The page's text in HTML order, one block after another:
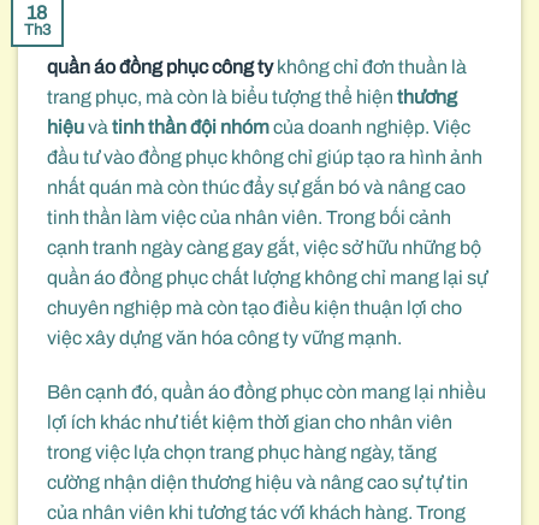
18
Th3
quần áo đồng phục công tykhông chỉ đơn thuần là
trang phục, mà còn là biểu tượng thể hiện thương
hiệuvà tinh thần đội nhómcủa doanh nghiệp. Việc
đầu tư vào đồng phục không chỉ giúp tạo ra hình ảnh
nhất quán mà còn thúc đẩy sự gắn bó và nâng cao
tinh thần làm việc của nhân viên. Trong bối cảnh
cạnh tranh ngày càng gay gắt, việc sở hữu những bộ
quần áo đồng phục chất lượng không chỉ mang lại sự
chuyên nghiệp mà còn tạo điều kiện thuận lợi cho
việc xây dựng văn hóa công ty vững mạnh.
Bên cạnh đó, quần áo đồng phục còn mang lại nhiều
lợi ích khác như tiết kiệm thời gian cho nhân viên
trong việc lựa chọn trang phục hàng ngày, tăng
cường nhận diện thương hiệu và nâng cao sự tự tin
của nhân viên khi tương tác với khách hàng. Trong